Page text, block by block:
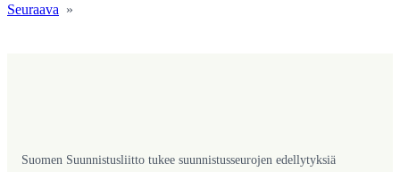
Seuraava »
Suomen Suunnistusliitto tukee suunnistusseurojen edellytyksiä